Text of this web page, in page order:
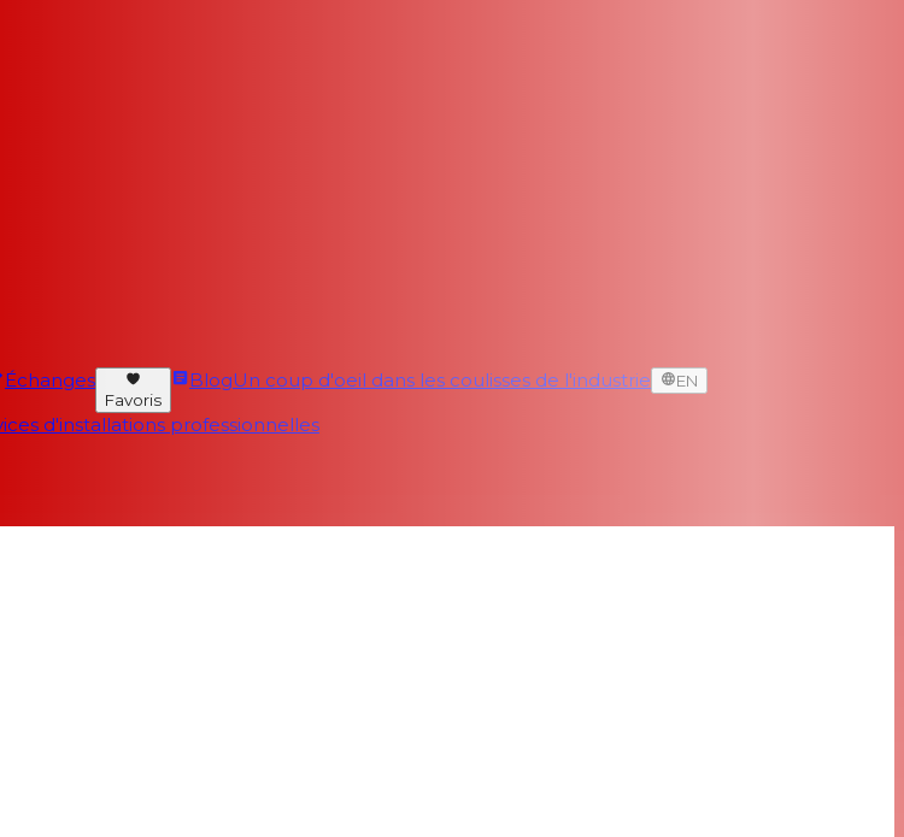
Échanges
Favoris
BlogUn coup d'oeil dans les coulisses de l'industrie EN
d'installations professionnelles